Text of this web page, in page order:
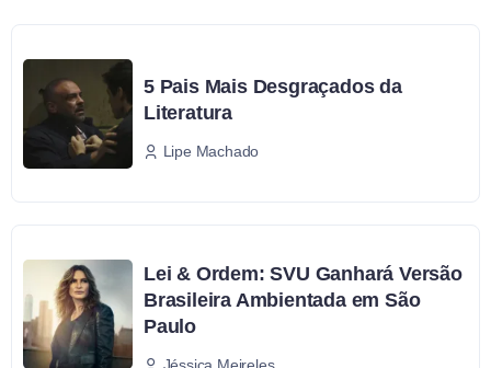
5 Pais Mais Desgraçados da
Literatura
Lipe Machado
Lei & Ordem: SVU Ganhará Versão
Brasileira Ambientada em São
Paulo